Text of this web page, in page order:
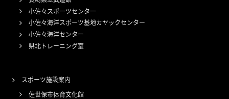
小佐々スポーツセンター
小佐々海洋スポーツ基地カヤックセンター
小佐々海洋センター
県北トレーニング室
スポーツ施設案内
佐世保市体育文化館